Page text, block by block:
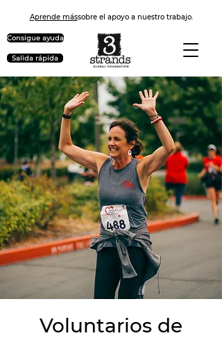
Aprende mássobre el apoyo a nuestro trabajo.
Consigue ayuda
Salida rápida
Voluntarios de